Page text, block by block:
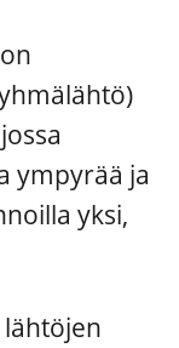
ympyrää ja
yksi,